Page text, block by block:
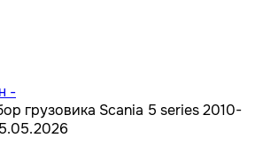
-
грузовика Scania 5 series 2010-